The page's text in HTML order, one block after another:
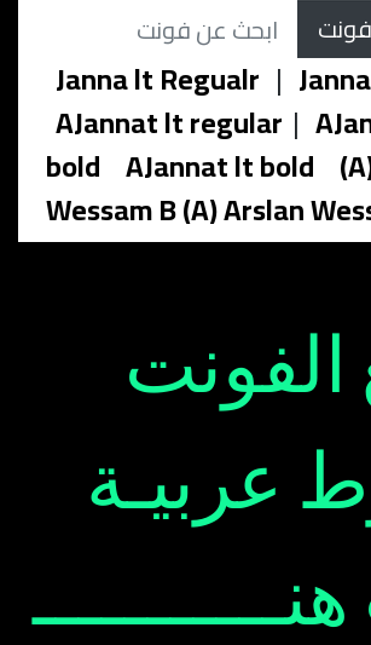
Janna lt Regualr |
AJannat lt regular |
bold AJannat lt bold
Wessam B (A) Arslan